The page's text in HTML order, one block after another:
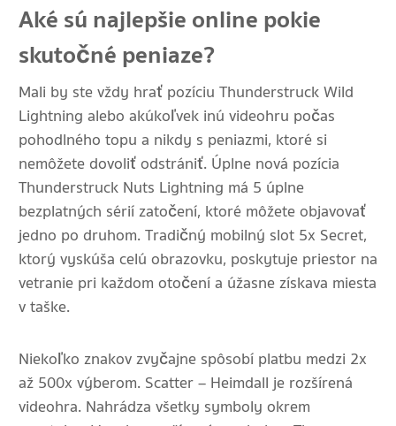
Aké sú najlepšie online pokie
skutočné peniaze?
Mali by ste vždy hrať pozíciu Thunderstruck Wild
Lightning alebo akúkoľvek inú videohru počas
pohodlného topu a nikdy s peniazmi, ktoré si
nemôžete dovoliť odstrániť. Úplne nová pozícia
Thunderstruck Nuts Lightning má 5 úplne
bezplatných sérií zatočení, ktoré môžete objavovať
jedno po druhom. Tradičný mobilný slot 5x Secret,
ktorý vyskúša celú obrazovku, poskytuje priestor na
vetranie pri každom otočení a úžasne získava miesta
v taške.
Niekoľko znakov zvyčajne spôsobí platbu medzi 2x
až 500x výberom. Scatter – Heimdall je rozšírená
videohra. Nahrádza všetky symboly okrem